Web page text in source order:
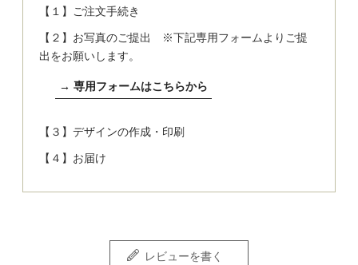
【１】ご注文手続き
【２】お写真のご提出 ※下記専用フォームよりご提
出をお願いします。
→ 専用フォームはこちらから
【３】デザインの作成・印刷
【４】お届け
レビューを書く